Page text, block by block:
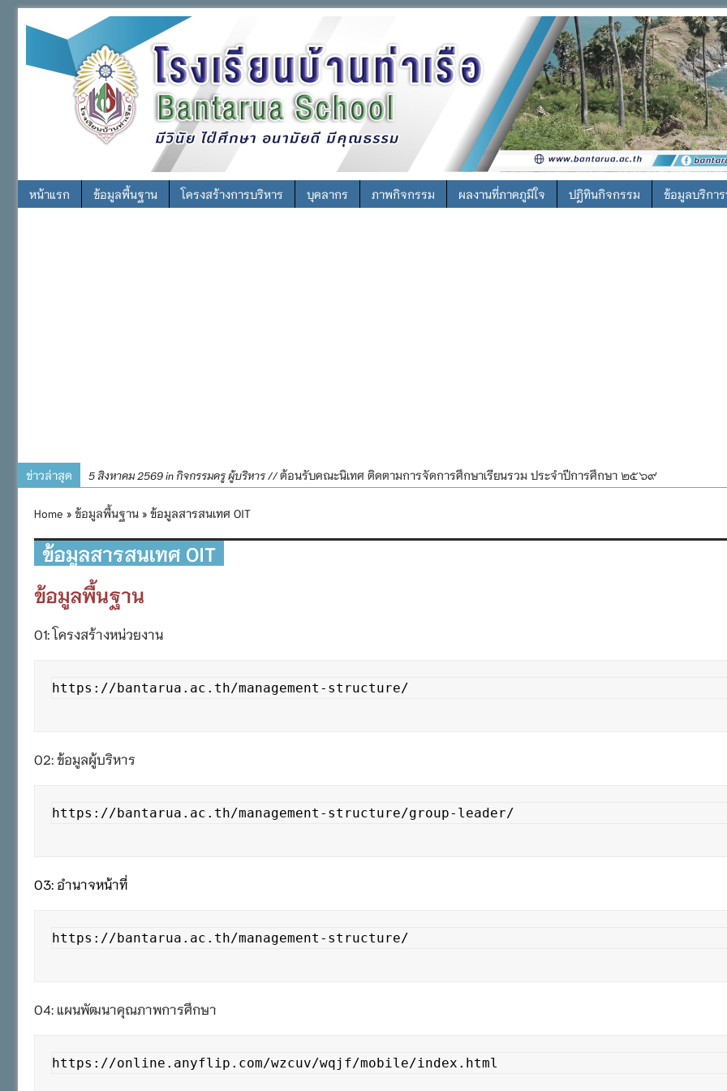
หน้าแรก ข้อมูลพื้นฐาน โครงสร้างการบริหาร บุคลากร ภาพกิจกรรม ผลงานที่ภาคภูมิใจ ปฎิทินกิจกรรม ข้อมูลบริกา
ข่าวล่าสุด 5 สิงหาคม 2569 in กิจกรรมครู ผู้บริหาร //ต้อนรับคณะนิเทศ ติดตามการจัดการศึกษาเรียนรวม ประจำปีการศึกษา ๒๕๖๙
31 กรกฎาคม 2569 in กิจกรรมครู ผู้บริหาร //
๒๕๖๙
31 กรกฎาคม 2569 in กิจกรรมนักเรียน //
Home » ข้อมูลพื้นฐาน » ข้อมูลสารสนเทศ OIT
ข้อมูลสารสนเทศ OIT
ข้อมูลพื้นฐาน
O1: โครงสร้างหน่วยงาน
https://bantarua.ac.th/management-structure/
O2: ข้อมูลผู้บริหาร
https://bantarua.ac.th/management-structure/group-leader/
O3: อำนาจหน้าที่
https://bantarua.ac.th/management-structure/
O4: แผนพัฒนาคุณภาพการศึกษา
https://online.anyflip.com/wzcuv/wqjf/mobile/index.html